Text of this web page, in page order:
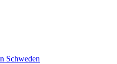
Schweden